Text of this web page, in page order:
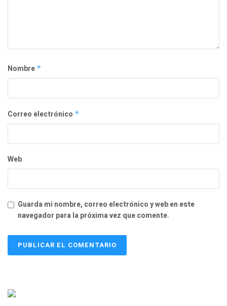
Nombre *
Correo electrónico *
Web
Guarda mi nombre, correo electrónico y web en este
navegador para la próxima vez que comente.